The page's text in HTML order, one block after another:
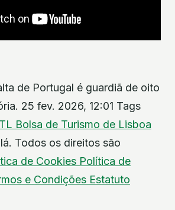
de Portugal é guardiã de oito
25 fev. 2026, 12:01 Tags
Bolsa de Turismo de Lisboa
Todos os direitos são
de Cookies Política de
e Condições Estatuto